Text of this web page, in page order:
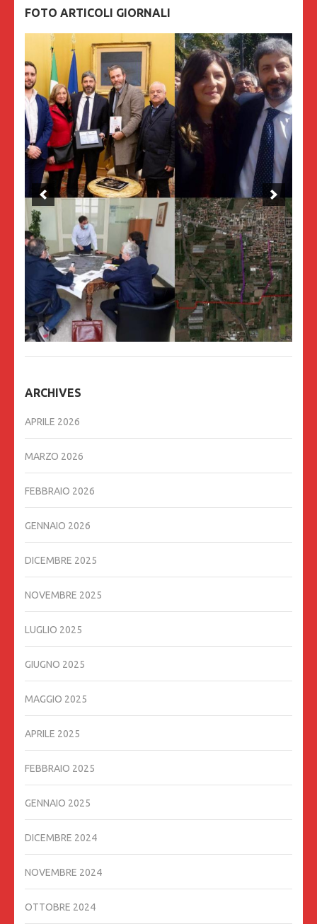
FOTO ARTICOLI GIORNALI
ARCHIVES
APRILE 2026
MARZO 2026
FEBBRAIO 2026
GENNAIO 2026
DICEMBRE 2025
NOVEMBRE 2025
LUGLIO 2025
GIUGNO 2025
MAGGIO 2025
APRILE 2025
FEBBRAIO 2025
GENNAIO 2025
DICEMBRE 2024
NOVEMBRE 2024
OTTOBRE 2024